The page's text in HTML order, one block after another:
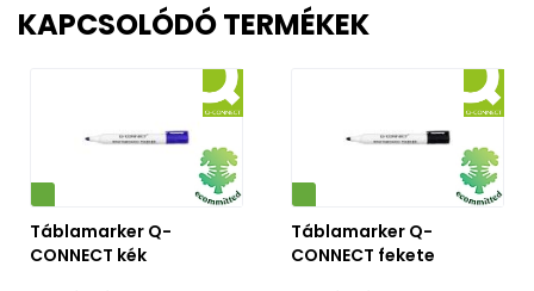
KAPCSOLÓDÓ TERMÉKEK
Táblamarker Q-
CONNECT kék
Környezetbarát
Táblamarker Q-
CONNECT fekete